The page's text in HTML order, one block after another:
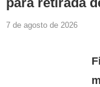
7 de agosto de 2026